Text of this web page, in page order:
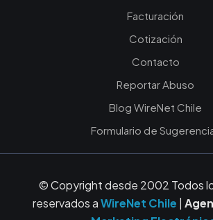
Facturación
Cotización
Contacto
Reportar Abuso
Blog WireNet Chile
Formulario de
© Copyright desde 2002 Todos
reservados aWireNet Chile